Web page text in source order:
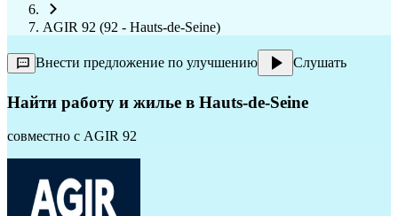
AGIR 92 (92 - Hauts-de-Seine)
Внести предложение по улучшению Слушать
Найти работу и жилье в Hauts-de-Seine
совместно с AGIR 92